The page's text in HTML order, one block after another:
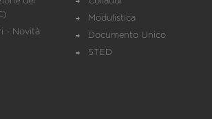
- Novità
Modulistica
Documento Unico
STED